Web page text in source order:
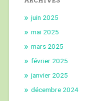
juin 2025
mai 2025
mars 2025
février 2025
janvier 2025
décembre 2024